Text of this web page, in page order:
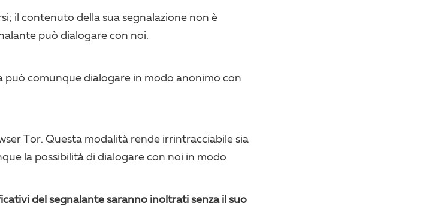
il contenuto della sua segnalazione non è
può dialogare con noi.
può comunque dialogare in modo anonimo con
Tor. Questa modalità rende irrintracciabile sia
la possibilità di dialogare con noi in modo
del segnalante saranno inoltrati senza il suo